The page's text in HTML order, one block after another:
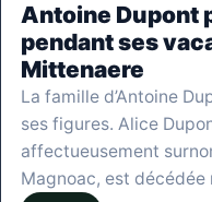
Antoine Dupont
pendant ses
Mittenaere
La famille d’Antoine
ses figures. Alice
affectueusement
Magnoac, est